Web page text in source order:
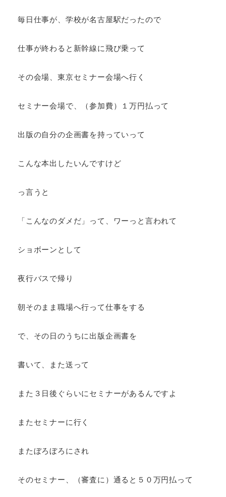
毎日仕事が、学校が名古屋駅だったので
仕事が終わると新幹線に飛び乗って
その会場、東京セミナー会場へ行く
セミナー会場で、（参加費）１万円払って
出版の自分の企画書を持っていって
こんな本出したいんですけど
っ言うと
「こんなのダメだ」って、ワーっと言われて
ショボーンとして
夜行バスで帰り
朝そのまま職場へ行って仕事をする
で、その日のうちに出版企画書を
書いて、また送って
また３日後ぐらいにセミナーがあるんですよ
またセミナーに行く
またぼろぼろにされ
そのセミナー、（審査に）通ると５０万円払って